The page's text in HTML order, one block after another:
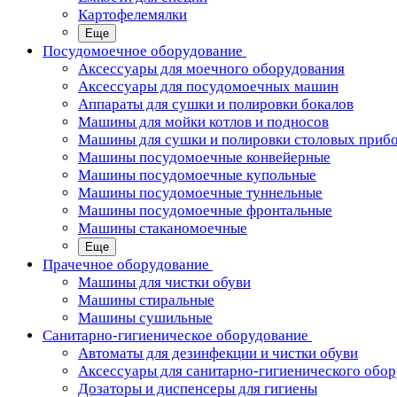
Картофелемялки
Еще
Посудомоечное оборудование
Аксессуары для моечного оборудования
Аксессуары для посудомоечных машин
Аппараты для сушки и полировки бокалов
Машины для мойки котлов и подносов
Машины для сушки и полировки столовых
Машины посудомоечные конвейерные
Машины посудомоечные купольные
Машины посудомоечные туннельные
Машины посудомоечные фронтальные
Машины стаканомоечные
Еще
Прачечное оборудование
Машины для чистки обуви
Машины стиральные
Машины сушильные
Санитарно-гигиеническое оборудование
Автоматы для дезинфекции и чистки обуви
Аксессуары для санитарно-гигиенического
Дозаторы и диспенсеры для гигиены